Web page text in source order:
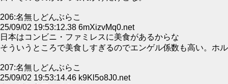
206:名無しどんぶらこ
25/09/02 19:53:12.38 6mXizvMq0.net
日本はコンビニ・ファミレスに美食があるからな
そういうところで美食しすぎるのでエンゲル係数も高い。ホ
207:名無しどんぶらこ
25/09/02 19:53:14.46 k9Kl5o8J0.net